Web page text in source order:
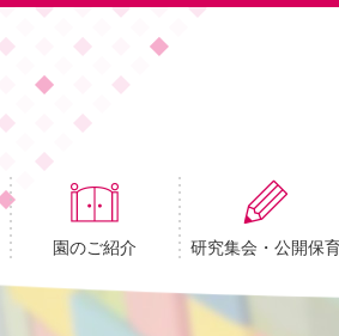
園のご紹介 研究集会・公開保